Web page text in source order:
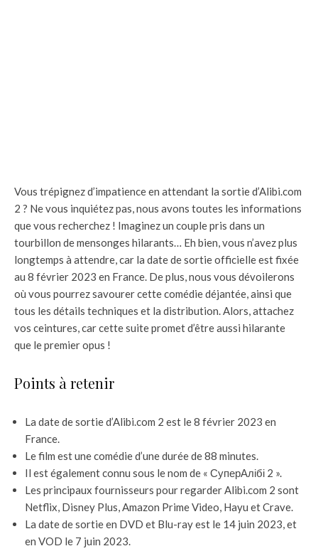
Vous trépignez d’impatience en attendant la sortie d’Alibi.com
2 ? Ne vous inquiétez pas, nous avons toutes les informations
que vous recherchez ! Imaginez un couple pris dans un
tourbillon de mensonges hilarants… Eh bien, vous n’avez plus
longtemps à attendre, car la date de sortie officielle est fixée
au 8 février 2023 en France. De plus, nous vous dévoilerons
où vous pourrez savourer cette comédie déjantée, ainsi que
tous les détails techniques et la distribution. Alors, attachez
vos ceintures, car cette suite promet d’être aussi hilarante
que le premier opus !
Points à retenir
La date de sortie d’Alibi.com 2 est le 8 février 2023 en
France.
Le film est une comédie d’une durée de 88 minutes.
Il est également connu sous le nom de « СуперАлібі 2 ».
Les principaux fournisseurs pour regarder Alibi.com 2 sont
Netflix, Disney Plus, Amazon Prime Video, Hayu et Crave.
La date de sortie en DVD et Blu-ray est le 14 juin 2023, et
en VOD le 7 juin 2023.